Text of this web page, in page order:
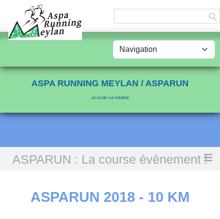
ASPA RUNNING MEYLAN / ASPARUN
LE CLUB / LA COURSE
ASPARUN : La course évènement !
Accueil ASPARUN 2018 - 10 KM
ASPARUN 2018 - 10 KM
Panneau de gestion des cookies